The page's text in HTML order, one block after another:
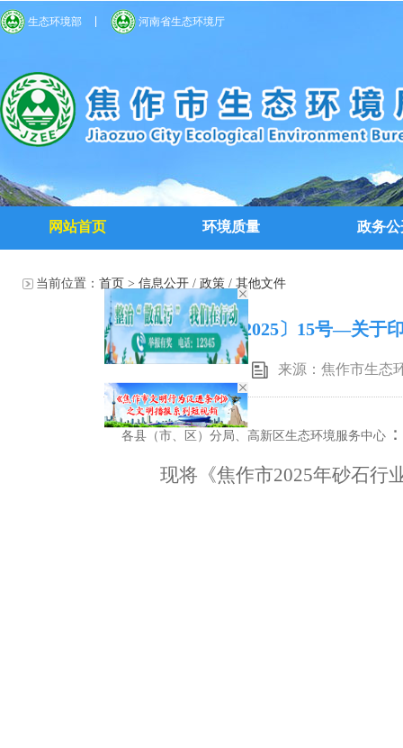
生态环境部 河南省生态环境厅
网站首页 环境质量 政务公
当前位置： 首页 > 信息公开 / 政策 / 其他文件
焦环文〔2025〕15号—关于
来源：焦作市生态
各县（市、区 ） 分局、高新区生态环境服务中心
现将《焦作市2025年砂石行